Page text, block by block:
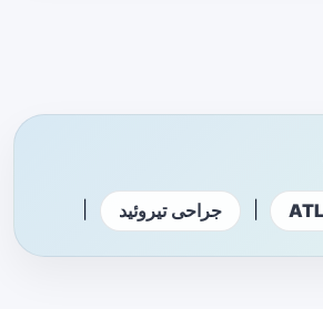
جراحی تیروئید